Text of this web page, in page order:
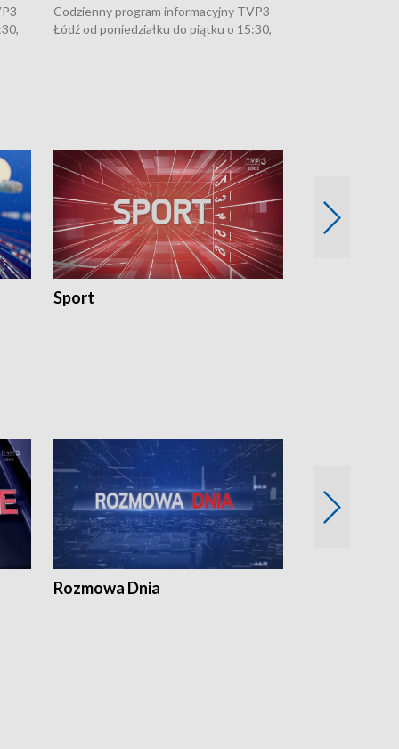
Codzienny program informacyjny TVP3
Łódź od poniedziałku do piątku o 15:30,
Sport
Rozmowa Dnia